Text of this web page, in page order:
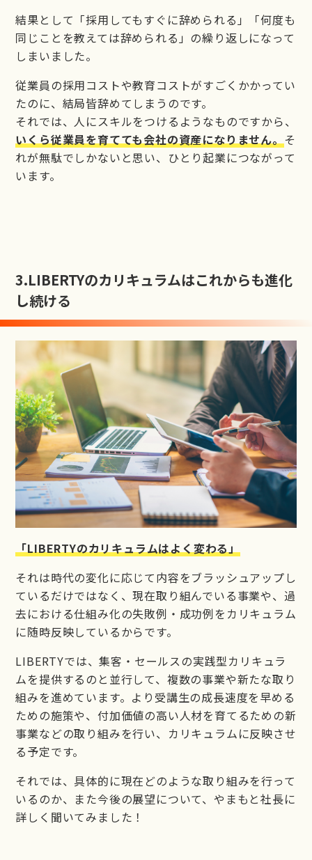
結果として「採用してもすぐに辞められる」「何度も
同じことを教えては辞められる」の繰り返しになって
しまいました。
従業員の採用コストや教育コストがすごくかかってい
たのに、結局皆辞めてしまうのです。
それでは、人にスキルをつけるようなものですから、
いくら従業員を育てても会社の資産になりません。そ
れが無駄でしかないと思い、ひとり起業につながって
います。
3.LIBERTYのカリキュラムはこれからも進化
し続ける
「LIBERTYのカリ キュラムはよく変わる」
それは時代の変化に応じて内容をブラッシュアップし
ているだけではなく、現在取り組んでいる事業や、過
去における仕組み化の失敗例・成功例をカリキュラム
に随時反映しているからです。
LIBERTYでは、集客・セールスの実践型カリキュラ
ムを提供するのと並行して、複数の事業や新たな取り
組みを進めています。より受講生の成長速度を早める
ための施策や、付加価値の高い人材を育てるための新
事業などの取り組みを行い、カリキュラムに反映させ
る予定です。
それでは、具体的に現在どのような取り組みを行って
いるのか、また今後の展望について、やまもと社長に
詳しく聞いてみました！